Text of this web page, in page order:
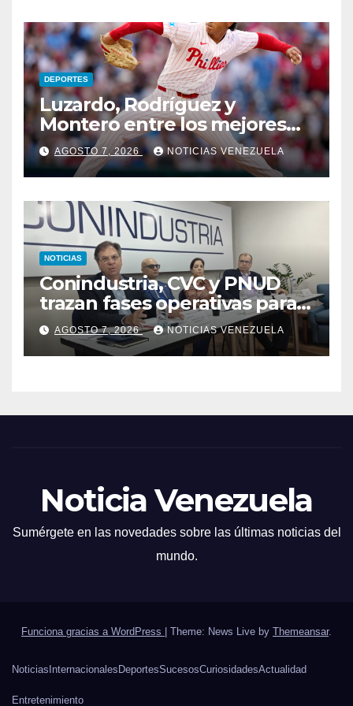
DEPORTES
Luzardo, Rodríguez y
Montero entre los mejores
lanzadores latinos en MLB
AGOSTO 7, 2026 NOTICIAS VENEZUELA
NOTICIAS
Conindustria, CVC y PNUD
trazan fases operativas para
reconstruir a Venezuela
AGOSTO 7, 2026 NOTICIAS VENEZUELA
Noticia Venezuela
Sumérgete en las novedades sobre las últimas noticias del
mundo.
Funciona gracias a WordPress Theme: News Live by Themeansar.
Noticias Internacionales DeportesSucesosCuriosidadesActualidad
Entretenimiento